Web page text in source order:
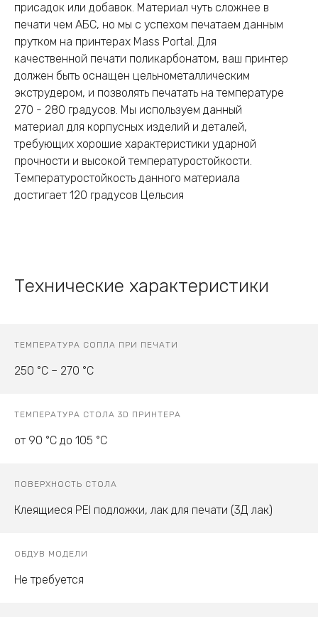
присадок или добавок. Материал чуть сложнее в
печати чем АБС, но мы с успехом печатаем данным
прутком на принтерах Mass Portal. Для
качественной печати поликарбонатом, ваш принтер
должен быть оснащен цельнометаллическим
экструдером, и позволять печатать на температуре
270 - 280 градусов. Мы используем данный
материал для корпусных изделий и деталей,
требующих хорошие характеристики ударной
прочности и высокой температуростойкости.
Температуростойкость данного материала
достигает 120 градусов Цельсия
Технические характеристики
ТЕМПЕРАТУРА СОПЛА ПРИ ПЕЧАТИ
250 °C – 270 °C
ТЕМПЕРАТУРА СТОЛА 3D ПРИНТЕРА
от 90 °C до 105 °C
ПОВЕРХНОСТЬ СТОЛА
Клеящиеся PEI подложки, лак для печати (3Д лак)
ОБДУВ МОДЕЛИ
Не требуется